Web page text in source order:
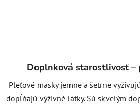
Doplnková starostlivosť –
Pleťové masky jemne a šetrne
dopĺňajú výživné látky. Sú skvelým